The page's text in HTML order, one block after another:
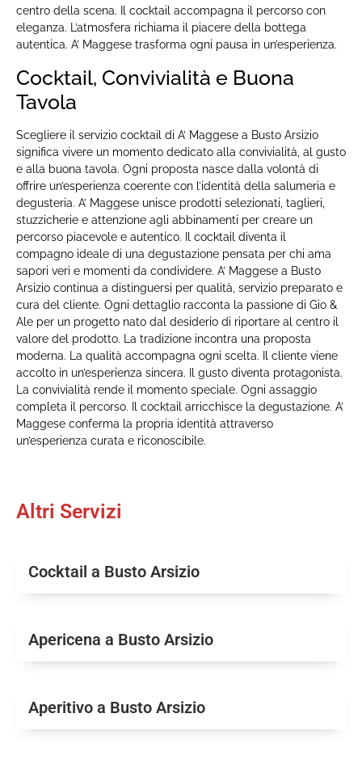
centro della scena. Il cocktail accompagna il percorso con
eleganza. L’atmosfera richiama il piacere della bottega
autentica. A’ Maggese trasforma ogni pausa in un’esperienza.
Cocktail, Convivialità e Buona
Tavola
Scegliere il servizio cocktail di A’ Maggese a Busto Arsizio
significa vivere un momento dedicato alla convivialità, al gusto
e alla buona tavola. Ogni proposta nasce dalla volontà di
offrire un’esperienza coerente con l’identità della salumeria e
degusteria. A’ Maggese unisce prodotti selezionati, taglieri,
stuzzicherie e attenzione agli abbinamenti per creare un
percorso piacevole e autentico. Il cocktail diventa il
compagno ideale di una degustazione pensata per chi ama
sapori veri e momenti da condividere. A’ Maggese a Busto
Arsizio continua a distinguersi per qualità, servizio preparato e
cura del cliente. Ogni dettaglio racconta la passione di Gio &
Ale per un progetto nato dal desiderio di riportare al centro il
valore del prodotto. La tradizione incontra una proposta
moderna. La qualità accompagna ogni scelta. Il cliente viene
accolto in un’esperienza sincera. Il gusto diventa protagonista.
La convivialità rende il momento speciale. Ogni assaggio
completa il percorso. Il cocktail arricchisce la degustazione. A’
Maggese conferma la propria identità attraverso
un’esperienza curata e riconoscibile.
Altri Servizi
Cocktail a Busto Arsizio
Apericena a Busto Arsizio
Aperitivo a Busto Arsizio